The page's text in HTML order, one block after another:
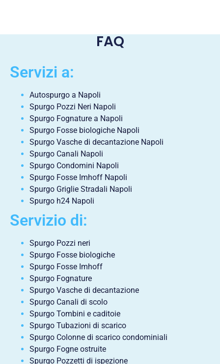
FAQ
Servizi a:
Autospurgo a Napoli
Spurgo Pozzi Neri Napoli
Spurgo Fognature a Napoli
Spurgo Fosse biologiche Napoli
Spurgo Vasche di decantazione Napoli
Spurgo Canali Napoli
Spurgo Condomini Napoli
Spurgo Fosse Imhoff Napoli
Spurgo Griglie Stradali Napoli
Spurgo h24 Napoli
Servizio di:
Spurgo Pozzi neri
Spurgo Fosse biologiche
Spurgo Fosse Imhoff
Spurgo Fognature
Spurgo Vasche di decantazione
Spurgo Canali di scolo
Spurgo Tombini e caditoie
Spurgo Tubazioni di scarico
Spurgo Colonne di scarico condominiali
Spurgo Fogne ostruite
Spurgo Pozzetti di ispezione